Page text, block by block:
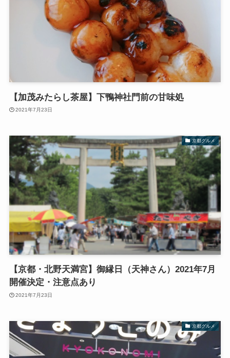
【加茂みたらし茶屋】下鴨神社門前の甘味処
2021年7月23日
京都グルメ
【京都・北野天満宮】御縁日（天神さん）2021年7月
開催決定・注意点あり
2021年7月23日
京都グルメ